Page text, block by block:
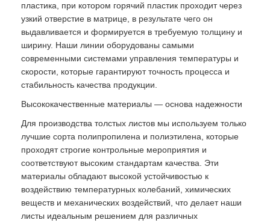
пластика, при котором горячий пластик проходит через
узкий отверстие в матрице, в результате чего он
выдавливается и формируется в требуемую толщину и
ширину. Наши линии оборудованы самыми
современными системами управления температуры и
скорости, которые гарантируют точность процесса и
стабильность качества продукции.
Высококачественные материалы — основа надежности
Для производства толстых листов мы используем только
лучшие сорта полипропилена и полиэтилена, которые
проходят строгие контрольные мероприятия и
соответствуют высоким стандартам качества. Эти
материалы обладают высокой устойчивостью к
воздействию температурных колебаний, химических
веществ и механических воздействий, что делает наши
листы идеальным решением для различных